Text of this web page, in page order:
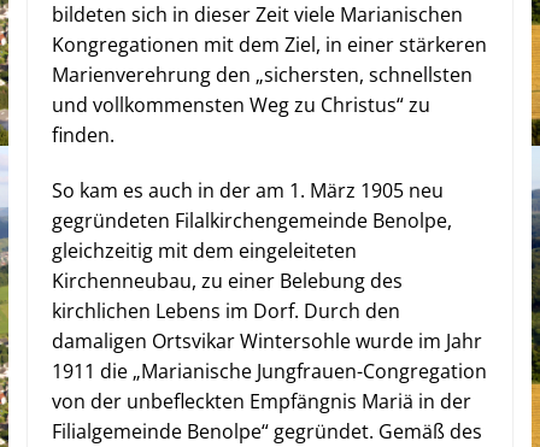
bildeten sich in dieser Zeit viele Marianischen
Kongregationen mit dem Ziel, in einer stärkeren
Marienverehrung den „sichersten, schnellsten
und vollkommensten Weg zu Christus“ zu
finden.
So kam es auch in der am 1. März 1905 neu
gegründeten Filalkirchengemeinde Benolpe,
gleichzeitig mit dem eingeleiteten
Kirchenneubau, zu einer Belebung des
kirchlichen Lebens im Dorf. Durch den
damaligen Ortsvikar Wintersohle wurde im Jahr
1911 die „Marianische Jungfrauen-Congregation
von der unbefleckten Empfängnis Mariä in der
Filialgemeinde Benolpe“ gegründet. Gemäß des